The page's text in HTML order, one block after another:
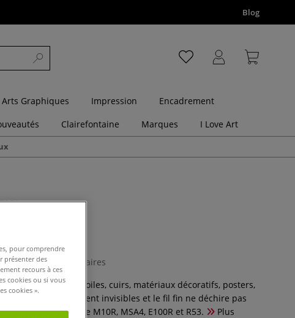
Blog
Arts Graphiques Impression
Encadrement
Clairefontaine Marques I Love Art
0 Commentaires
la pose de textiles, toiles, cuirs, matériaux décoratifs, posters,
en fil fin sont quasiment invisibles et le fil fin ne déchire pas
Pour agrafeuse M10R, MSA4, E100R et R53.
Plus
pour comprendre
présenter des
recours à ces
cookies ou si vous
cookies ».